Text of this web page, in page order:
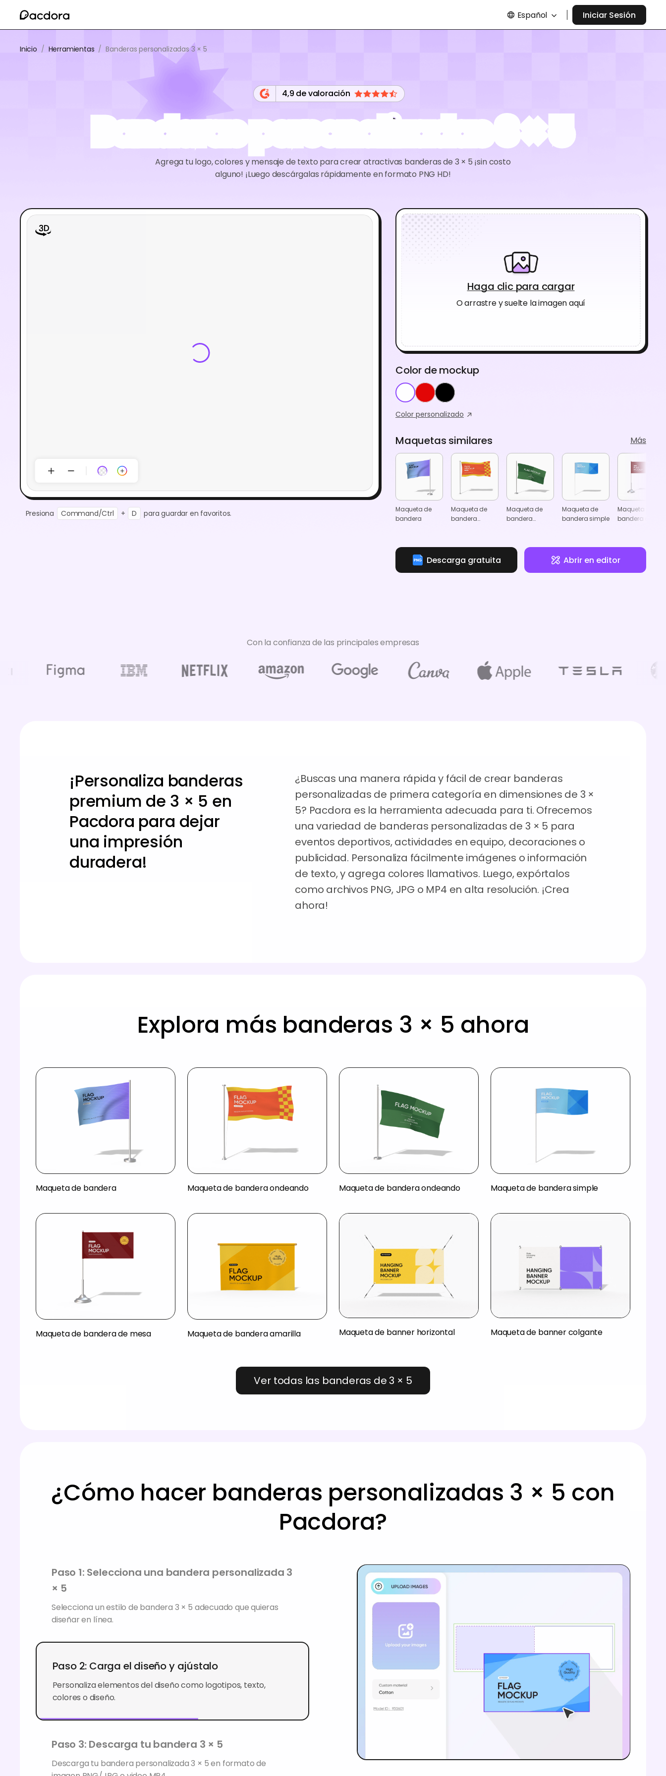
Español Iniciar Sesión
Inicio / Herramientas / Banderas personalizadas 3 × 5
4,9 de valoración
Banderas personalizadas 3 × 5
Agrega tu logo, colores y mensaje de texto para crear atractivas banderas de 3 × 5 ¡sin costo
alguno! ¡Luego descárgalas rápidamente en formato PNG HD!
Presiona Command/Ctrl + D para guardar en favoritos.
Haga clic para cargar
O arrastre y suelte la imagen aquí
Color de mockup
Color personalizado
Maquetas similares Más
Maqueta de
bandera
Maqueta de
bandera
Maqueta de
bandera
Maqueta de
bandera simple
Maqueta de
bandera de
Descarga gratuita Abrir en editor
Con la confianza de las principales empresas
¡Personaliza banderas
premium de 3 × 5 en
Pacdora para dejar
una impresión
duradera!
¿Buscas una manera rápida y fácil de crear banderas
personalizadas de primera categoría en dimensiones de 3 ×
5? Pacdora es la herramienta adecuada para ti. Ofrecemos
una variedad de banderas personalizadas de 3 × 5 para
eventos deportivos, actividades en equipo, decoraciones o
publicidad. Personaliza fácilmente imágenes o información
de texto, y agrega colores llamativos. Luego, expórtalos
como archivos PNG, JPG o MP4 en alta resolución. ¡Crea
ahora!
Explora más banderas 3 × 5 ahora
Maqueta de bandera Maqueta de bandera ondeando Maqueta de bandera ondeando Maqueta de bandera simple
Maqueta de bandera de mesa Maqueta de bandera amarilla Maqueta de banner horizontal Maqueta de banner colgante
Ver todas las banderas de 3 × 5
¿Cómo hacer banderas personalizadas 3 × 5 con
Pacdora?
Paso 1: Selecciona una bandera personalizada 3
× 5
Selecciona un estilo de bandera 3 × 5 adecuado que quieras
diseñar en línea.
Paso 2: Carga el diseño y ajústalo
Personaliza elementos del diseño como logotipos, texto,
colores o diseño.
Paso 3: Descarga tu bandera 3 × 5
Descarga tu bandera personalizada 3 × 5 en formato de